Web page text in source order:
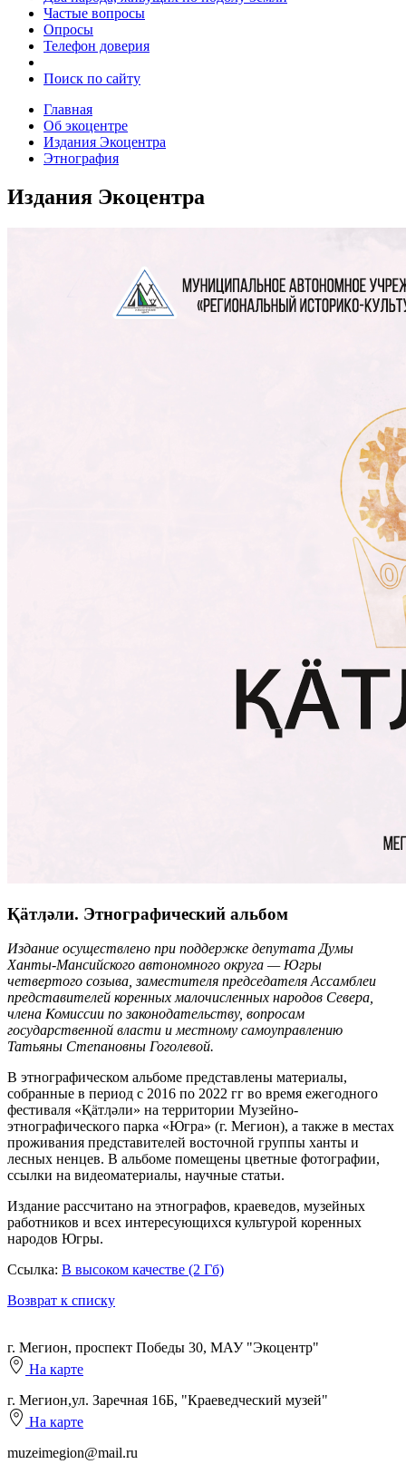
Частые вопросы
Опросы
Телефон доверия
Поиск по сайту
Главная
Об экоцентре
Издания Экоцентра
Этнография
Издания Экоцентра
Қӓтӆәли. Этнографический альбом
Издание осуществлено при поддержке депутата Думы
Ханты-Мансийского автономного округа — Югры
четвертого созыва, заместителя председателя Ассамблеи
представителей коренных малочисленных народов Севера,
члена Комиссии по законодательству, вопросам
государственной власти и местному самоуправлению
Татьяны Степановны Гоголевой.
В этнографическом альбоме представлены материалы,
собранные в период с 2016 по 2022 гг во время ежегодного
фестиваля «Қӓтӆәли» на территории Музейно-
этнографического парка «Югра» (г. Мегион), а также в местах
проживания представителей восточной группы ханты и
лесных ненцев. В альбоме помещены цветные фотографии,
ссылки на видеоматериалы, научные статьи.
Издание рассчитано на этнографов, краеведов, музейных
работников и всех интересующихся культурой коренных
народов Югры.
Ссылка: В высоком качестве (2 Гб)
Возврат к списку
г. Мегион, проспект Победы 30, МАУ "Экоцентр"
На карте
г. Мегион,ул. Заречная 16Б, "Краеведческий музей"
На карте
muzeimegion@mail.ru